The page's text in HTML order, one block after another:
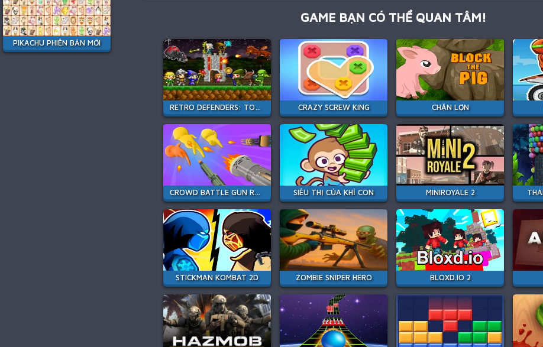
PIKACHU PHIÊN BẢN MỚI
GAME BẠN CÓ THỂ QUAN TÂM!
RETRO DEFENDERS: TOWERS WAR CRAZY SCREW KING CHẶN LỢN
CROWD BATTLE GUN RUSH SIÊU THỊ CỦA KHỈ CON MINIROYALE 2
STICKMAN KOMBAT 2D ZOMBIE SNIPER HERO BLOXD.IO 2